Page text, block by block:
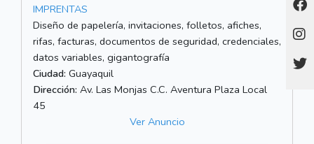
IMPRENTAS
Diseño de papelería, invitaciones, folletos, afiches,
rifas, facturas, documentos de seguridad, credenciales,
datos variables, gigantografía
Ciudad: Guayaquil
Dirección: Av. Las Monjas C.C. Aventura Plaza Local
45
Ver Anuncio